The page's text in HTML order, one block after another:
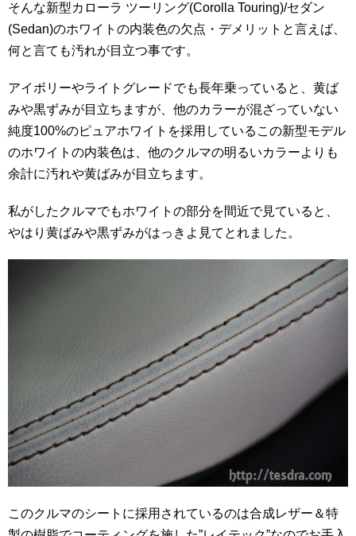
そんな新型カローラ ツーリング(Corolla Touring)/セダン
(Sedan)のホワイトの内装色の欠点・デメリットと言えば、
何と言ても汚れが目立つ事です。
アイボリーやライトグレードでも長年乗っていると、黄ば
みや黒ずみが目立ちますが、他のカラーが混ざっていない
純度100%のピュアホワイトを採用しているこの新型モデル
のホワイトの内装色は、他のクルマの明るいカラーよりも
余計に汚れや黄ばみが目立ちます。
私がしたクルマでもホワイトの部分を間近で見ていると、
やはり黄ばみや黒ずみがはっきよ見てとれました。
このクルマのシートに採用されているのは合成レザー＆特